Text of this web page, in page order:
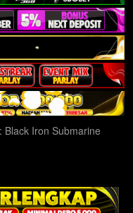
Black Iron Submarine